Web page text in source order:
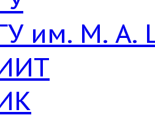
им. М. А.